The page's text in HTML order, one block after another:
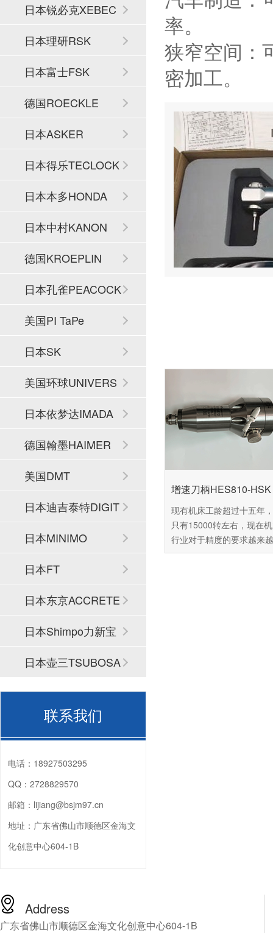
率。
狭窄空间：
密加工。
增速刀柄HES810-
现有机床工龄超过十五年
只有15000转左右，现在
行业对于精度的要求越来
这台机床已经难以达到用
日本锐必克XEBEC
日本理研RSK
日本富士FSK
德国ROECKLE
日本ASKER
日本得乐TECLOCK
日本本多HONDA
日本中村KANON
德国KROEPLIN
日本孔雀PEACOCK
美国PI TaPe
日本SK
美国环球UNIVERS
AL
日本依梦达IMADA
德国翰墨HAIMER
美国DMT
日本迪吉泰特DIGIT
ECH
日本MINIMO
日本FT
日本东京ACCRETE
CH
日本Shimpo力新宝
日本壶三TSUBOSA
N
联系我们
电话： 18927503295
QQ： 2728829570
邮箱： lijiang@bsjm97.cn
地址： 广东省佛山市顺德区金海文
化创意中心604-1B
Address
广东省佛山市顺德区金海文化创意中心604-1B